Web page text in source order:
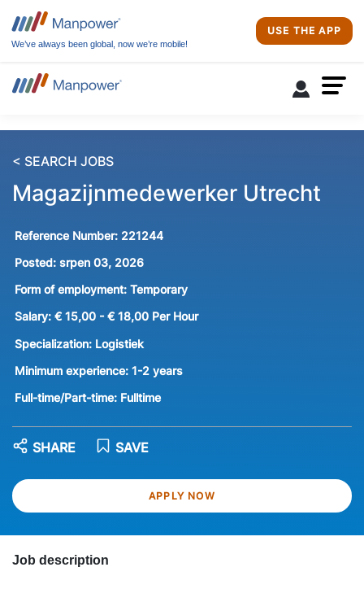
We’ve always been global, now we’re mobile!
USE THE APP
< SEARCH JOBS
Magazijnmedewerker Utrecht
Reference Number: 221244
Posted: srpen 03, 2026
Form of employment: Temporary
Salary: € 15,00 - € 18,00 Per Hour
Specialization: Logistiek
Minimum experience: 1-2 years
Full-time/Part-time: Fulltime
APPLY NOW
SAVE
SHARE
Job description